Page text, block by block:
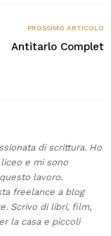
PROSSIMO ARTICOLO
Antitarlo Complet
di scrittura. Ho
e mi sono
lavoro.
freelance a blog
Scrivo di libri, film,
la casa e piccoli